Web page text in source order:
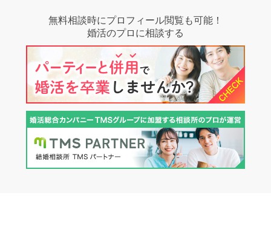
無料相談時にプロフィール閲覧も可能！
婚活のプロに相談する